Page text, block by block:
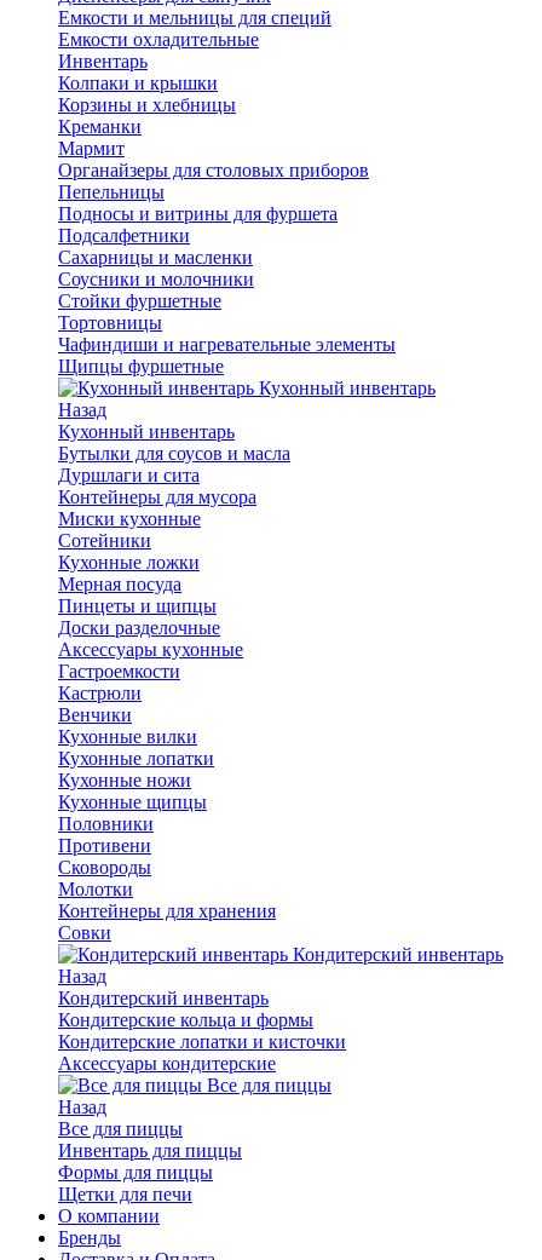
Емкости и мельницы для специй
Емкости охладительные
Инвентарь
Колпаки и крышки
Корзины и хлебницы
Креманки
Мармит
Органайзеры для столовых приборов
Пепельницы
Подносы и витрины для фуршета
Подсалфетники
Сахарницы и масленки
Соусники и молочники
Стойки фуршетные
Тортовницы
Чафиндиши и нагревательные элементы
Щипцы фуршетные
Кухонный инвентарь
Назад
Кухонный инвентарь
Бутылки для соусов и масла
Дуршлаги и сита
Контейнеры для мусора
Миски кухонные
Сотейники
Кухонные ложки
Мерная посуда
Пинцеты и щипцы
Доски разделочные
Аксессуары кухонные
Гастроемкости
Кастрюли
Венчики
Кухонные вилки
Кухонные лопатки
Кухонные ножи
Кухонные щипцы
Половники
Противени
Сковороды
Молотки
Контейнеры для хранения
Совки
Кондитерский инвентарь
Назад
Кондитерский инвентарь
Кондитерские кольца и формы
Кондитерские лопатки и кисточки
Аксессуары кондитерские
Все для пиццы
Назад
Все для пиццы
Инвентарь для пиццы
Формы для пиццы
Щетки для печи
О компании
Бренды